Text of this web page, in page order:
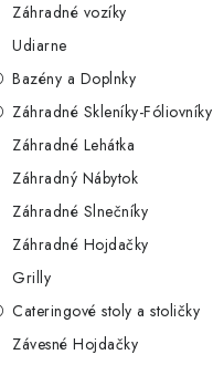
Záhradné vozíky
Udiarne
Bazény a Doplnky
Záhradné Skleníky-Fóliovníky
Záhradné Lehátka
Záhradný Nábytok
Záhradné Slnečníky
Záhradné Hojdačky
Grilly
Cateringové stoly a stoličky
Závesné Hojdačky